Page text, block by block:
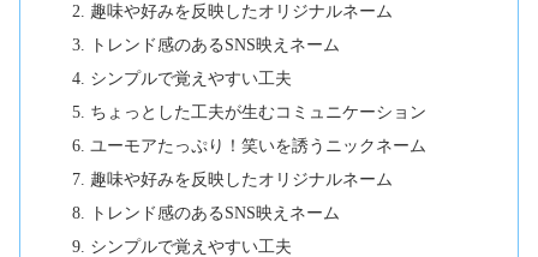
趣味や好みを反映したオリジナルネーム
トレンド感のあるSNS映えネーム
シンプルで覚えやすい工夫
ちょっとした工夫が生むコミュニケーション
ユーモアたっぷり！笑いを誘うニックネーム
趣味や好みを反映したオリジナルネーム
トレンド感のあるSNS映えネーム
シンプルで覚えやすい工夫